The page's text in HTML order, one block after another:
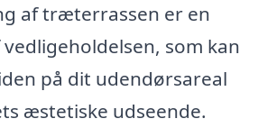
af træterrassen er en
som kan
på dit udendørsareal
æstetiske udseende.